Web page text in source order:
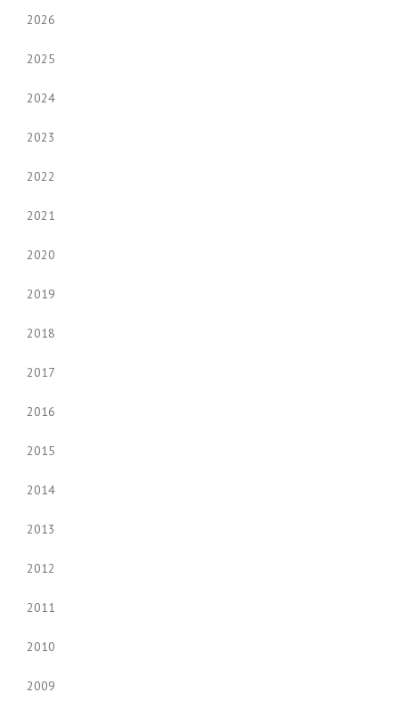
2026
2025
2024
2023
2022
2021
2020
2019
2018
2017
2016
2015
2014
2013
2012
2011
2010
2009